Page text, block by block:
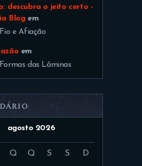
descubra o jeito certo -
Blogem
Fio e Afiação
em
das Lâminas
agosto 2026
Q Q S S D